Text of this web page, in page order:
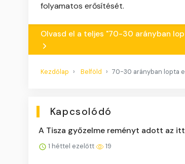
folyamatos erősítését.
Olvasd el a teljes "70-30 arányban
Kezdőlap Belföld 70-30 arányban lopta
Kapcsolódó
A Tisza győzelme reményt adott az
1 héttel ezelőtt 19